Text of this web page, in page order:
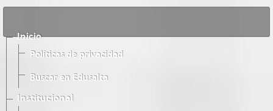
Inicio
Políticas de privacidad
Buscar en Edusalta
Institucional